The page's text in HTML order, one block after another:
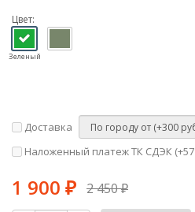
Цвет:
Зеленый
Доставка
Наложенный платеж ТК СДЭК (+57
1 900 ₽ 2 450₽